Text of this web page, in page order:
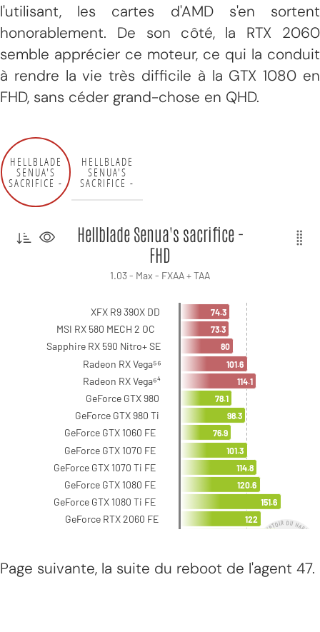
l'utilisant, les cartes d'AMD s'en sortent
honorablement. De son côté, la RTX 2060
semble apprécier ce moteur, ce qui la conduit
à rendre la vie très difficile à la GTX 1080 en
FHD, sans céder grand-chose en QHD.
Page suivante, la suite du reboot de l'agent 47.